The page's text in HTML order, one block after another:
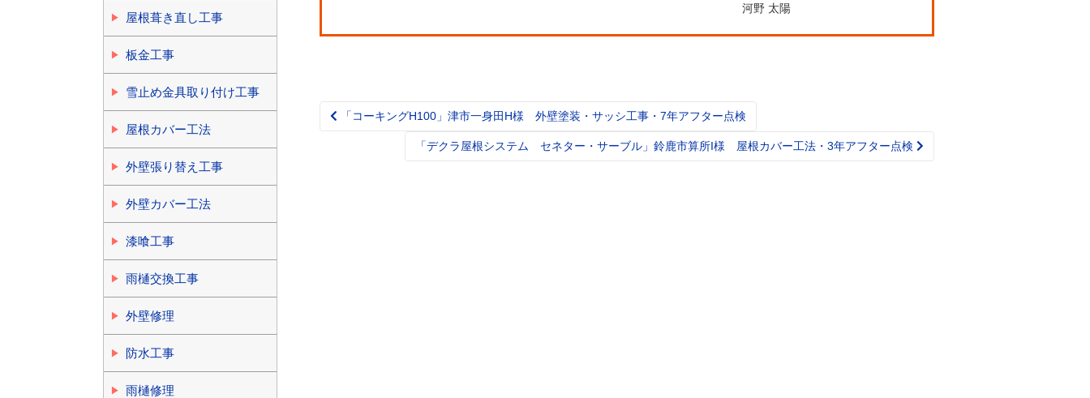
河野 太陽
Post
navigation
「コーキングH100」津市一身田H様 外壁塗装・サッシ工事・7年アフター点検
「デクラ屋根システム セネター・サーブル」鈴鹿市算所I様 屋根カバー工法・3年アフター点検
屋根葺き直し工事
板金工事
雪止め金具取り付け工事
屋根カバー工法
外壁張り替え工事
外壁カバー工法
漆喰工事
雨樋交換工事
外壁修理
防水工事
雨樋修理